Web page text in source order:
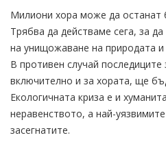
Милиони хора може да останат
Трябва да действаме сега, за
на унищожаване на природата
В противен случай
включително и за хората, ще
Екологичната криза е и
неравенството, а най-
засегнатите.